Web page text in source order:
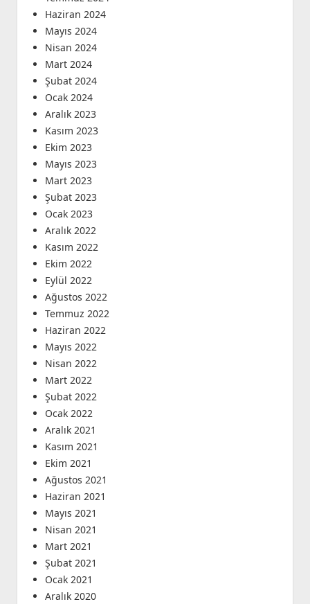
Haziran 2024
Mayıs 2024
Nisan 2024
Mart 2024
Şubat 2024
Ocak 2024
Aralık 2023
Kasım 2023
Ekim 2023
Mayıs 2023
Mart 2023
Şubat 2023
Ocak 2023
Aralık 2022
Kasım 2022
Ekim 2022
Eylül 2022
Ağustos 2022
Temmuz 2022
Haziran 2022
Mayıs 2022
Nisan 2022
Mart 2022
Şubat 2022
Ocak 2022
Aralık 2021
Kasım 2021
Ekim 2021
Ağustos 2021
Haziran 2021
Mayıs 2021
Nisan 2021
Mart 2021
Şubat 2021
Ocak 2021
Aralık 2020